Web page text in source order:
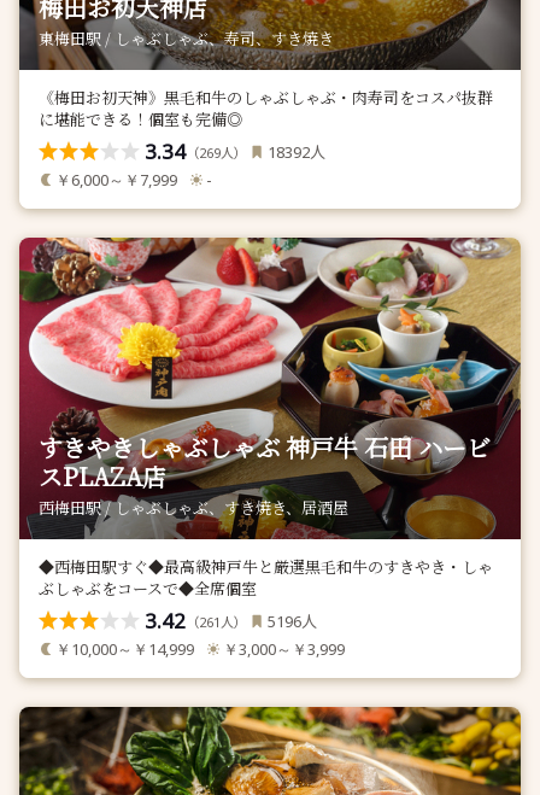
東梅田駅 / しゃぶしゃぶ、寿司、すき焼き
《梅田お初天神》黒毛和牛のしゃぶしゃぶ・肉寿司をコスパ抜群
に堪能できる！個室も完備◎
3.34（269人） 18392人
￥6,000～￥7,999 -
すきやきしゃぶしゃぶ 神戸牛 石田 ハービ
スPLAZA店
西梅田駅 / しゃぶしゃぶ、すき焼き、居酒屋
◆西梅田駅すぐ◆最高級神戸牛と厳選黒毛和牛のすきやき・しゃ
ぶしゃぶをコースで◆全席個室
3.42 （261 人） 5196人
￥10,000～￥14,999 ￥3,000～￥3,999